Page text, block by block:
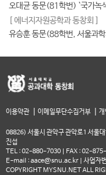
[ 에너지자원공학과 동창회 ]
이용약관 이메일무단수집거부 개
08826) 서울시 관악구 관악로1 서울
진섭
TEL : 02-880-7030 | FAX : 02-875-
E-mail : aace@snu.ac.kr | 사업자
COPYRIGHT MYSNU.NET ALL